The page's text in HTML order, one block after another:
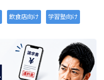
飲食店向け 学習塾向け